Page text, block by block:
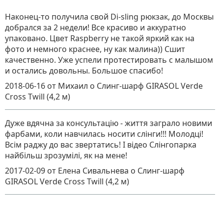
Наконец-то получила свой Di-sling рюкзак, до Москвы
добрался за 2 недели! Все красиво и аккуратно
упаковано. Цвет Raspberry не такой яркий как на
фото и немного краснее, ну как малина)) Сшит
качественно. Уже успели протестировать с малышом
и остались довольны. Большое спасибо!
2018-06-16 от Михаил о Слинг-шарф GIRASOL Verde
Cross Twill (4,2 м)
Дуже вдячна за консультацію - життя заграло новими
фарбами, коли навчилась носити слінги!!! Молодці!
Всім раджу до вас звертатись! І відео Слінгопарка
найбільш зрозумілі, як на мене!
2017-02-09 от Елена Сивальнева о Слинг-шарф
GIRASOL Verde Cross Twill (4,2 м)